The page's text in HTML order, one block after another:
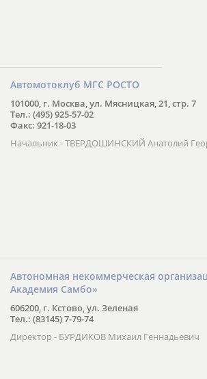
Автомотоклуб МГС РОСТО
101000, г. Москва, ул. Мясницкая, 21, стр. 7
Тел.: (495) 925-57-02
Факс: 921-18-03
Начальник - ТВЕРДОШИНСКИЙ Анатолий
Автономная некоммерческая
Академия Самбо»
606200, г. Кстово, ул. Зеленая
Тел.: (83145) 7-79-74
Директор - БУРДИКОВ Михаил Геннадьевич